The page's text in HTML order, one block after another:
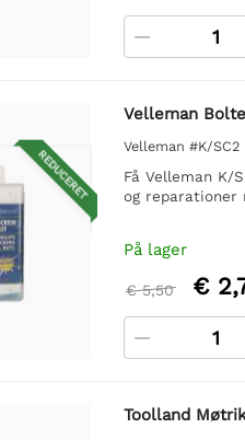
REDUCERET
Velleman
Velleman #K/SC2
Få Velleman K/
og reparationer
På lager
€ 5,50 €
Toolland